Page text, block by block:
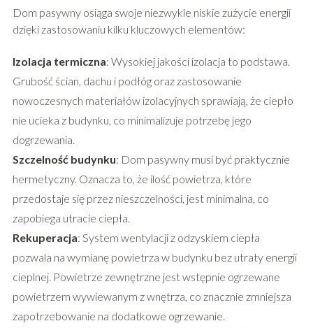
Dom pasywny osiąga swoje niezwykle niskie zużycie energii
dzięki zastosowaniu kilku kluczowych elementów:
Izolacja termiczna: Wysokiej jakości izolacja to podstawa.
Grubość ścian, dachu i podłóg oraz zastosowanie
nowoczesnych materiałów izolacyjnych sprawiają, że ciepło
nie ucieka z budynku, co minimalizuje potrzebę jego
dogrzewania.
Szczelność budynku: Dom pasywny musi być praktycznie
hermetyczny. Oznacza to, że ilość powietrza, które
przedostaje się przez nieszczelności, jest minimalna, co
zapobiega utracie ciepła.
Rekuperacja: System wentylacji z odzyskiem ciepła
pozwala na wymianę powietrza w budynku bez utraty energii
cieplnej. Powietrze zewnętrzne jest wstępnie ogrzewane
powietrzem wywiewanym z wnętrza, co znacznie zmniejsza
zapotrzebowanie na dodatkowe ogrzewanie.